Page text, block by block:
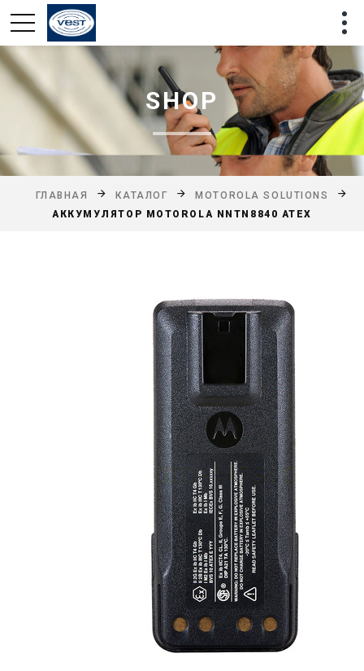
SHOP
ГЛАВНАЯ КАТАЛОГ
MOTOROLA SOLUTIONS
АККУМУЛЯТОР MOTOROLA NNTN8840 ATEX